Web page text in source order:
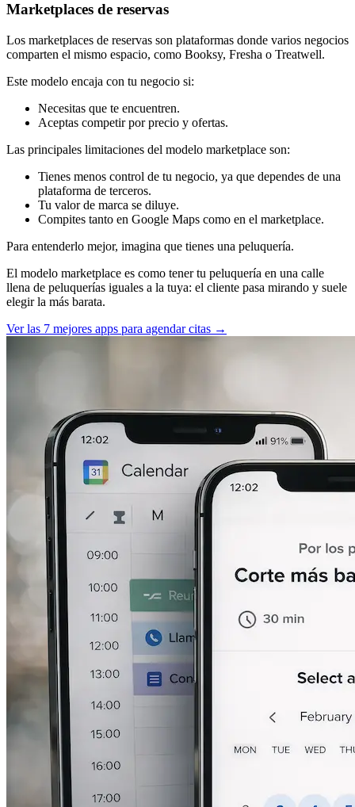
Marketplaces de reservas
Los marketplaces de reservas son plataformas donde varios negocios
comparten el mismo espacio, como Booksy, Fresha o Treatwell.
Este modelo encaja con tu negocio si:
Necesitas que te encuentren.
Aceptas competir por precio y ofertas.
Las principales limitaciones del modelo marketplace son:
Tienes menos control de tu negocio, ya que dependes de una
plataforma de terceros.
Tu valor de marca se diluye.
Compites tanto en Google Maps como en el marketplace.
Para entenderlo mejor, imagina que tienes una peluquería.
El modelo marketplace es como tener tu peluquería en una calle
llena de peluquerías iguales a la tuya: el cliente pasa mirando y suele
elegir la más barata.
Ver las 7 mejores apps para agendar citas →